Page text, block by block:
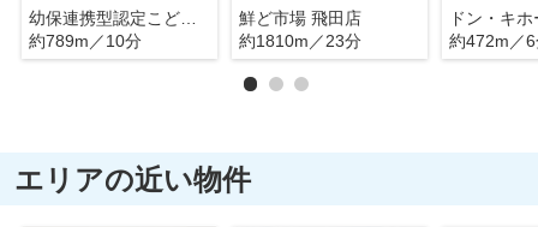
幼保連携型認定こども園ひでみ保育園
約789m／10分
鮮ど市場 飛田店
約1810m／23分
ドン・キ
約472m／
エリアの近い物件